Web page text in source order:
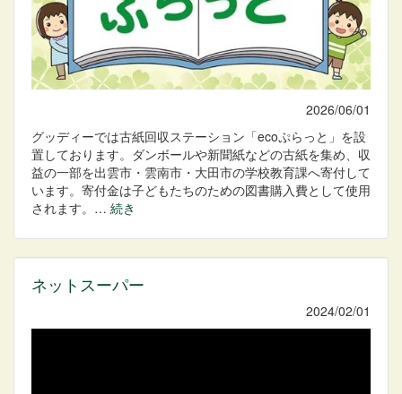
2026/06/01
グッディーでは古紙回収ステーション「ecoぷらっと」を設
置しております。ダンボールや新聞紙などの古紙を集め、収
益の一部を出雲市・雲南市・大田市の学校教育課へ寄付して
います。寄付金は子どもたちのための図書購入費として使用
されます。… 続き
ネットスーパー
2024/02/01